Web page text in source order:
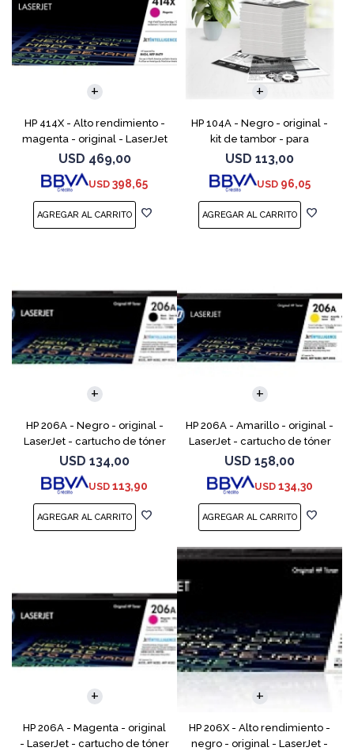
HP 414X - Alto rendimiento -
magenta - original - LaserJet
- cartucho de tóner (W2023X)
- para Color LaserJet
Enterprise M455, M
USD 469,00
USD 398,65
HP 104A - Negro - original -
kit de tambor - para
Neverstop Laser 1000a,
1000n, 1000w, MFP 1200a, MFP
1200n, MFP 1200nw, MFP 120
USD 113,00
USD 96,05
HP 206A - Negro - original -
LaserJet - cartucho de tóner
(W2110A) - para Color
LaserJet Pro M255, M283, MFP
M282, MFP M283
USD 134,00
USD 113,90
HP 206A - Amarillo - original -
LaserJet - cartucho de tóner
(W2112A) - para Color
LaserJet Pro M255, M283, MFP
M282, MFP M283
USD 158,00
USD 134,30
HP 206A - Magenta - original
- LaserJet - cartucho de tóner
HP 206X - Alto rendimiento -
negro - original - LaserJet -